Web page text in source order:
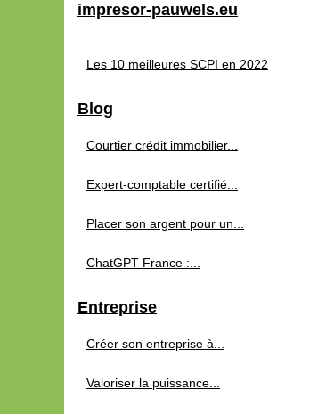
impresor-pauwels.eu
Les 10 meilleures SCPI en 2022
Blog
Courtier crédit immobilier...
Expert-comptable certifié...
Placer son argent pour un...
ChatGPT France :...
Entreprise
Créer son entreprise à...
Valoriser la puissance...